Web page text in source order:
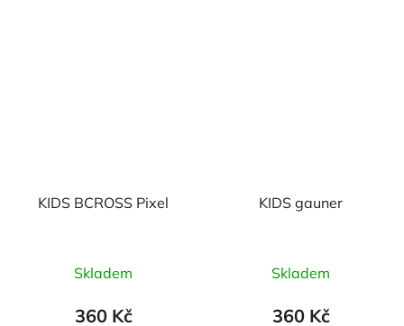
KIDS BCROSS Pixel
Skladem
360 Kč
KIDS gauner
Skladem
360 Kč